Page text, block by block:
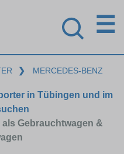
☰
❯ MERCEDES-BENZ
in Tübingen und im
Gebrauchtwagen &